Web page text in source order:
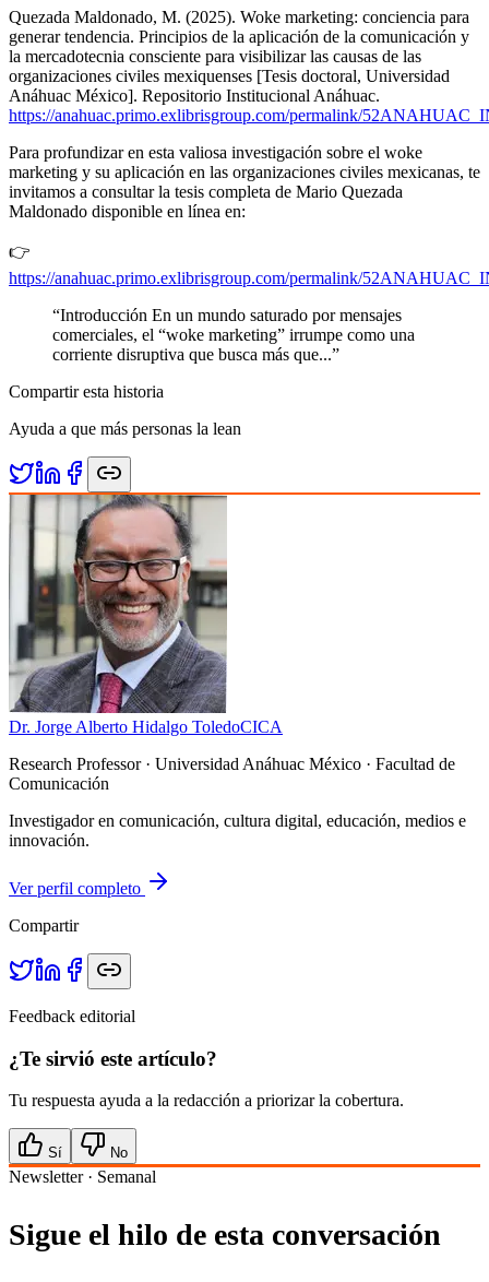
Quezada Maldonado, M. (2025). Woke marketing: conciencia para
generar tendencia. Principios de la aplicación de la comunicación y
la mercadotecnia consciente para visibilizar las causas de las
organizaciones civiles mexiquenses [Tesis doctoral, Universidad
Anáhuac México]. Repositorio Institucional Anáhuac.
https://anahuac.primo.exlibrisgroup.com/permalink/
Para profundizar en esta valiosa investigación sobre el woke
marketing y su aplicación en las organizaciones civiles mexicanas, te
invitamos a consultar la tesis completa de Mario Quezada
Maldonado disponible en línea en:
👉
https://anahuac.primo.exlibrisgroup.com/permalink/
“Introducción En un mundo saturado por mensajes
comerciales, el “woke marketing” irrumpe como una
corriente disruptiva que busca más que...”
Compartir esta historia
Ayuda a que más personas la lean
Dr. Jorge Alberto Hidalgo ToledoCICA
Research Professor· Universidad Anáhuac México · Facultad de
Comunicación
Investigador en comunicación, cultura digital, educación, medios e
innovación.
Ver perfil completo
Compartir
Feedback editorial
¿Te sirvió este artículo?
Tu respuesta ayuda a la redacción a priorizar la cobertura.
Sí No
Newsletter · Semanal
Sigue el hilo de esta conversación